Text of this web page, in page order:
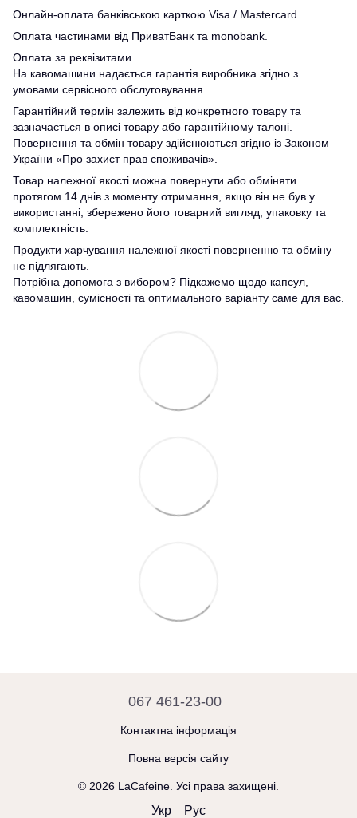
Онлайн-оплата банківською карткою Visa / Mastercard.
Оплата частинами від ПриватБанк та monobank.
Оплата за реквізитами.
На кавомашини надається гарантія виробника згідно з
умовами сервісного обслуговування.
Гарантійний термін залежить від конкретного товару та
зазначається в описі товару або гарантійному талоні.
Повернення та обмін товару здійснюються згідно із Законом
України «Про захист прав споживачів».
Товар належної якості можна повернути або обміняти
протягом 14 днів з моменту отримання, якщо він не був у
використанні, збережено його товарний вигляд, упаковку та
комплектність.
Продукти харчування належної якості поверненню та обміну
не підлягають.
Потрібна допомога з вибором? Підкажемо щодо капсул,
кавомашин, сумісності та оптимального варіанту саме для вас.
067 461-23-00
Контактна інформація
Повна версія сайту
© 2026 LaCafeine. Усі права захищені.
Укр Рус